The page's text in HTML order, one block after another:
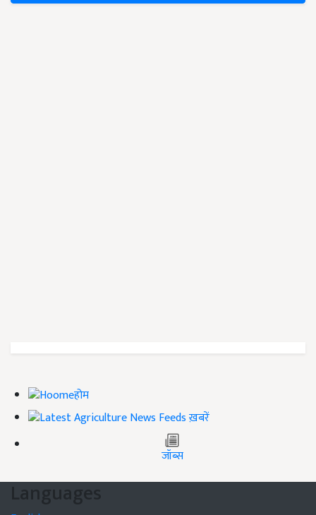
होम
ख़बरें
जॉब्स
Languages